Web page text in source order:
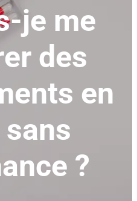
je me
des
en
sans
?